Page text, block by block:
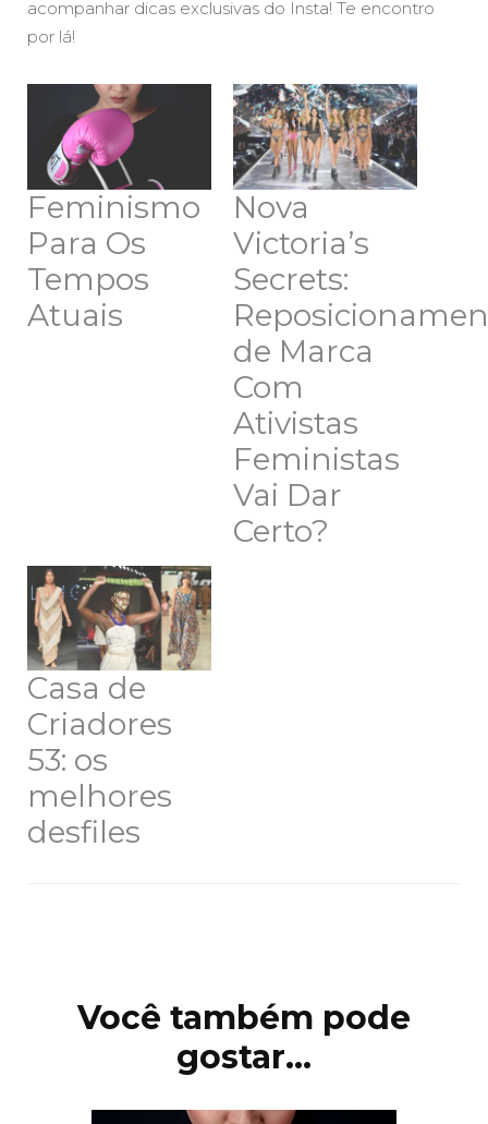
acompanhar dicas exclusivas do Insta! Te encontro
por lá!
Feminismo
Para Os
Tempos
Atuais
Nova
Victoria’s
Secrets:
de Marca
Com
Ativistas
Feministas
Vai Dar
Certo?
Casa de
Criadores
53: os
melhores
desfiles
postVocê também pode
gostar...